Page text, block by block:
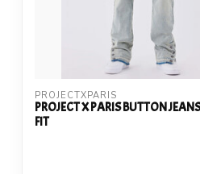
PROJECTXPARIS
PROJECT X PARIS BUTTON
FIT